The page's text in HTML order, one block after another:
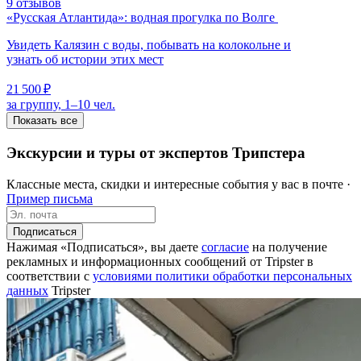
9 отзывов
«Русская Атлантида»: водная прогулка по Волге
Увидеть Калязин с воды, побывать на колокольне и
узнать об истории этих мест
21 500 ₽
за группу, 1–10 чел.
Показать все
Экскурсии и туры от экспертов Трипстера
Классные места, скидки и интересные события у вас в почте ·
Пример письма
Подписаться
Нажимая «Подписаться», вы даете согласие на получение
рекламных и информационных сообщений от Tripster в
соответствии c условиями политики обработки персональных
данных Tripster